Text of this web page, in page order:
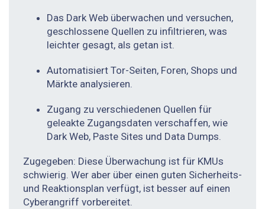
Das Dark Web überwachen und versuchen,
geschlossene Quellen zu infiltrieren, was
leichter gesagt, als getan ist.
Automatisiert Tor-Seiten, Foren, Shops und
Märkte analysieren.
Zugang zu verschiedenen Quellen für
geleakte Zugangs­daten verschaffen, wie
Dark Web, Paste Sites und Data Dumps.
Zugegeben: Diese Überwachung ist für KMUs
schwierig. Wer aber über einen guten Sicherheits-
und Reaktionsplan verfügt, ist besser auf einen
Cyberangriff vorbereitet.